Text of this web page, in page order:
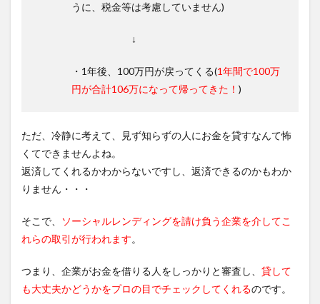
うに、税金等は考慮していません)
↓
・1年後、100万円が戻ってくる(1年間で100万
円が合計106万になって帰ってきた！ )
ただ、冷静に考えて、見ず知らずの人にお金を貸すなんて怖
くてできませんよね。
返済してくれるかわからないですし、返済できるのかもわか
りません・・・
そこで、
ソーシャルレンディングを請け負う企業を介してこ
れらの取引が行われます。
つまり、企業がお金を借りる人をしっかりと審査し、 貸して
も大丈夫かどうかをプロの目でチェックしてくれるのです。